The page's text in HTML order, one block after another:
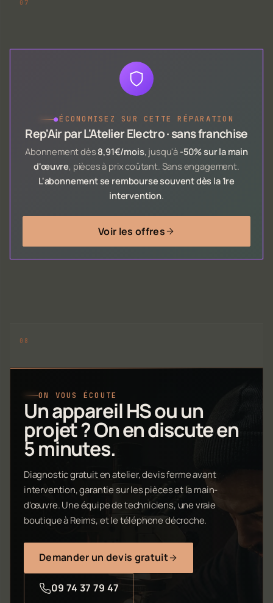
●ÉCONOMISEZ SUR CETTE RÉPARATION
Rep'Air par L'Atelier Electro · sans franchise
Abonnement dès 8,91€/mois, jusqu'à -50% sur la main
d'œuvre, pièces à prix coûtant. Sans engagement.
L'abonnement se rembourse souvent dès la 1re
intervention.
Voir les offres
ON VOUS ÉCOUTE
Un appareil HS ou un
projet ? On en discute en
5 minutes.
Diagnostic gratuit en atelier, devis ferme avant
intervention, garantie sur les pièces et la main-
d'œuvre. Une équipe de techniciens, une vraie
boutique à Reims, et le téléphone décroche.
Demander un devis gratuit
09 74 37 79 47